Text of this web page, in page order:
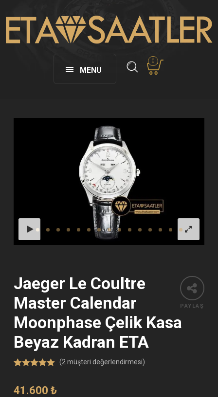
MENU
0
PAYLAŞ
Jaeger Le Coultre
Master Calendar
Moonphase Çelik Kasa
Beyaz Kadran ETA
dayanarak 5
(2 müşteri değerlendirmesi)
41.600₺